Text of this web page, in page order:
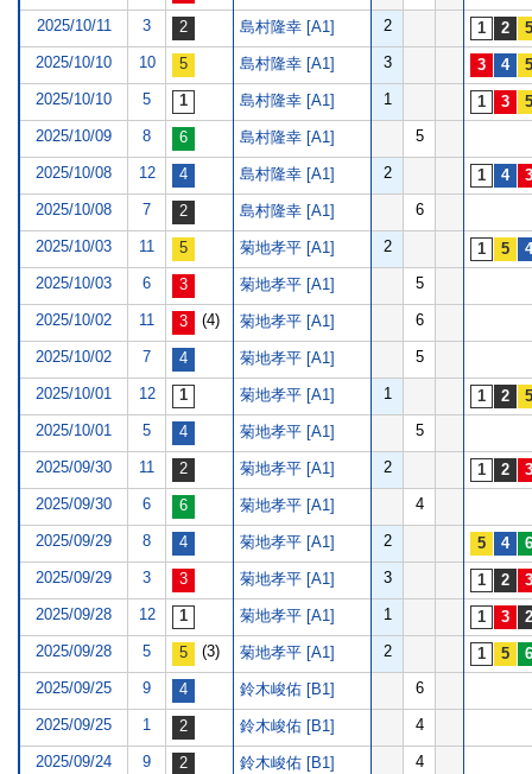
2025/10/11 3 島村隆幸 [A1] 2
2025/10/10 10 島村隆幸 [A1] 3
2025/10/10 5 島村隆幸 [A1] 1
2025/10/09 8 島村隆幸 [A1] 5
2025/10/08 12 島村隆幸 [A1] 2
2025/10/08 7 島村隆幸 [A1] 6
2025/10/03 11 菊地孝平 [A1] 2
2025/10/03 6 菊地孝平 [A1] 5
2025/10/02 11 (4) 菊地孝平 [A1] 6
2025/10/02 7 菊地孝平 [A1] 5
2025/10/01 12 菊地孝平 [A1] 1
2025/10/01 5 菊地孝平 [A1] 5
2025/09/30 11 菊地孝平 [A1] 2
2025/09/30 6 菊地孝平 [A1] 4
2025/09/29 8 菊地孝平 [A1] 2
2025/09/29 3 菊地孝平 [A1] 3
2025/09/28 12 菊地孝平 [A1] 1
2025/09/28 5 (3) 菊地孝平 [A1] 2
2025/09/25 9 鈴木峻佑 [B1] 6
2025/09/25 1 鈴木峻佑 [B1] 4
2025/09/24 9 鈴木峻佑 [B1] 4